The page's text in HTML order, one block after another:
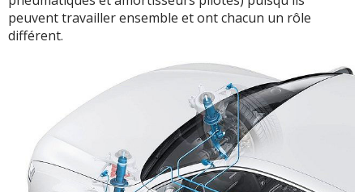
peuvent travailler ensemble et ont chacun un rôle
différent.